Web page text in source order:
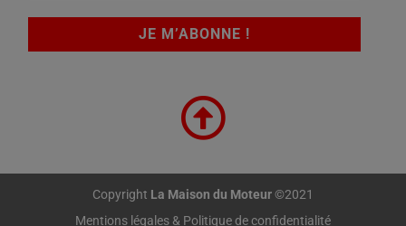
Copyright La Maison du Moteur©2021
Mentions légales & Politique de confidentialité